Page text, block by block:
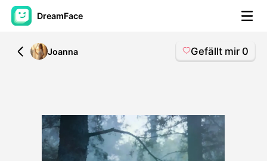
DreamFace
KI-Tools
KI-Video
KI-Fotos
All
Joanna Gefällt mir 0